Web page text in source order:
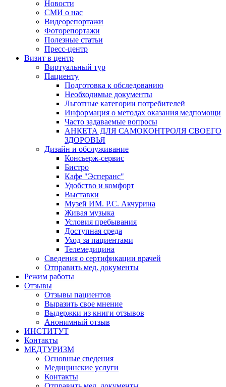
Новости
СМИ о нас
Видеорепортажи
Фоторепортажи
Полезные статьи
Пресс-центр
Визит в центр
Виртуальный тур
Пациенту
Подготовка к обследованию
Необходимые документы
Льготные категории потребителей
Информация о методах оказания медпомощи
Часто задаваемые вопросы
АНКЕТА ДЛЯ САМОКОНТРОЛЯ СВОЕГО
ЗДОРОВЬЯ
Дизайн и обслуживание
Консьерж-сервис
Бистро
Кафе "Эсперанс"
Удобство и комфорт
Выставки
Музей ИМ. Р.С. Акчурина
Живая музыка
Условия пребывания
Доступная среда
Уход за пациентами
Телемедицина
Сведения о сертификации врачей
Отправить мед. документы
Режим работы
Отзывы
Отзывы пациентов
Выразить свое мнение
Выдержки из книги отзывов
Анонимный отзыв
ИНСТИТУТ
Контакты
МЕДТУРИЗМ
Основные сведения
Медицинские услуги
Контакты